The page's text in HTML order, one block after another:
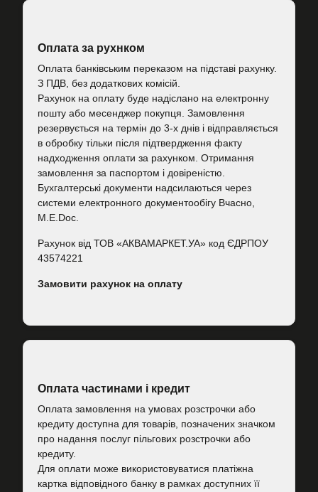
Оплата за рухнком
Оплата банківським переказом на підставі рахунку.
З ПДВ, без додаткових комісій.
Рахунок на оплату буде надіслано на електронну
пошту або месенджер покупця. Замовлення
резервується на термін до 3-х днів і відправляється
в обробку тільки після підтвердження факту
надходження оплати за рахунком. Отримання
замовлення за паспортом і довіреністю.
Бухгалтерські документи надсилаються через
системи електронного документообігу Вчасно,
M.E.Doc.
Рахунок від ТОВ «АКВАМАРКЕТ.УА» код ЄДРПОУ
43574221
Замовити рахунок на оплату
Оплата частинами і кредит
Оплата замовлення на умовах розстрочки або
кредиту доступна для товарів, позначених значком
про надання послуг пільгових розстрочки або
кредиту.
Для оплати може використовуватися платіжна
картка відповідного банку в рамках доступних її